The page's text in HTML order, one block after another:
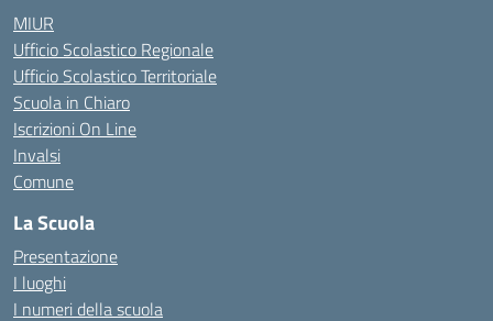
MIUR
Ufficio Scolastico Regionale
Ufficio Scolastico Territoriale
Scuola in Chiaro
Iscrizioni On Line
Invalsi
Comune
La Scuola
Presentazione
I luoghi
I numeri della scuola